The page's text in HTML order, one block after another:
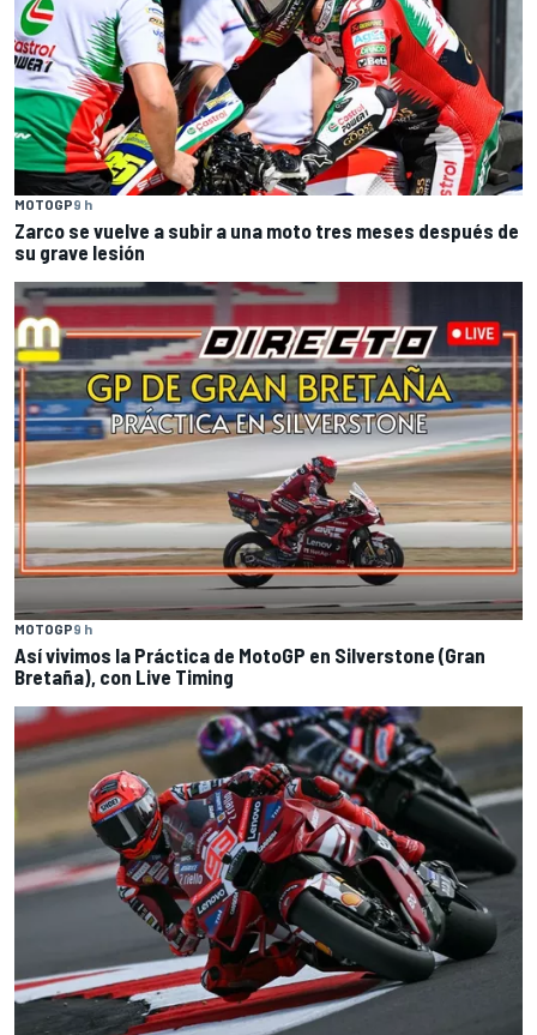
MOTOGP9 h
Zarco se vuelve a subir a una moto tres meses después de
su grave lesión
MOTOGP9 h
Así vivimos la Práctica de MotoGP en Silverstone (Gran
Bretaña), con Live Timing